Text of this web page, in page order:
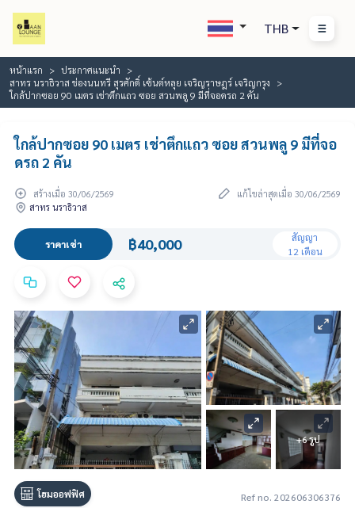
THB
หน้าแรก
ประกาศแนะนำ
สาทร นราธิวาส ช่องนนทรี สุรศักดิ์ เซ้นต์หลุย เจริญราษฎร์ เจริญกรุง
ใกล้ปากซอย 90 เมตร เช่าตึกแถว ซอย สวนพลู 9 มีที่จอดรถ 2 คัน
ใกล้ปากซอย 90 เมตร เช่าตึกแถว ซอย สวนพลู 9 มีที่จอ
ดรถ 2 คัน
สร้างเมื่อ 30/06/2569
แก้ไขล่าสุดเมื่อ 30/06/2569
สาทร นราธิวาส
ราคาเช่า ฿40,000
สัญญา
12 เดือน
+6 รูป
โฮมออฟฟิศ Ref no. 202606306376